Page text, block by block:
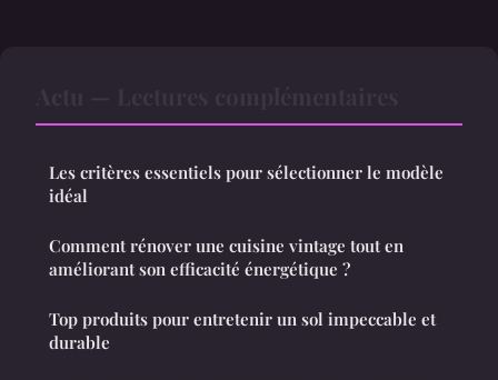
Les critères essentiels pour sélectionner le modèle
idéal
Comment rénover une cuisine vintage tout en
améliorant son efficacité énergétique ?
Top produits pour entretenir un sol impeccable et
durable